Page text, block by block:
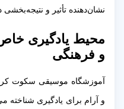
نشان‌دهنده تأثیر و
محیط یادگیری
و فرهنگی
آموزشگاه موسیقی سکوت
و آرام برای یادگیری شناخته